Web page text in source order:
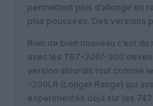
permettent plus d’allonge en
plus poussées. Des versions
Rien de bien nouveau c’est
avec les 767-200/-300
version alourdis tout comme
-200LR (Longer Range) qui
expérimentés déjà sur les